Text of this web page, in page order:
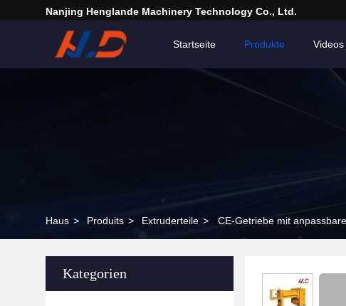
Nanjing Henglande Machinery Technology Co., Ltd.
Startseite Produkte Videos
Haus > Produits > Extruderteile > CE-Getriebe mit
Kategorien